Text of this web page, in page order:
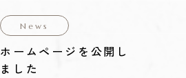
News
ホームページを公開し
ました